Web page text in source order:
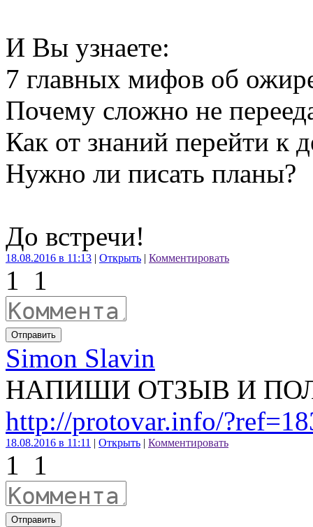
И Вы узнаете:
7 главных мифов об
Почему сложно не
Как от знаний перейти к
Нужно ли писать планы?
До встречи!
18.08.2016 в 11:13 | Открыть | Комментировать
1 1
Отправить
Simon Slavin
НАПИШИ ОТЗЫВ И
http://protovar.info/
18.08.2016 в 11:11 | Открыть | Комментировать
1 1
Отправить